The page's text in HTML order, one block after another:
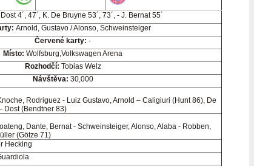
Dost 4´, 47´, K. De Bruyne 53´, 73´, - J. Bernat 55´
Arnold, Gustavo / Alonso, Schweinsteiger
Červené karty: -
Místo: Wolfsburg,Volkswagen Arena
Rozhodčí: Tobias Welz
Návštěva: 30,000
Rodriguez - Luiz Gustavo, Arnold – Caligiuri (Hunt 86), De
Dost (Bendtner 83)
Dante, Bernat - Schweinsteiger, Alonso, Alaba - Robben,
(Götze 71)
Hecking